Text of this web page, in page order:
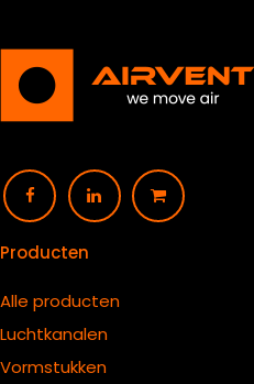
Producten
Alle producten
Luchtkanalen
Vormstukken